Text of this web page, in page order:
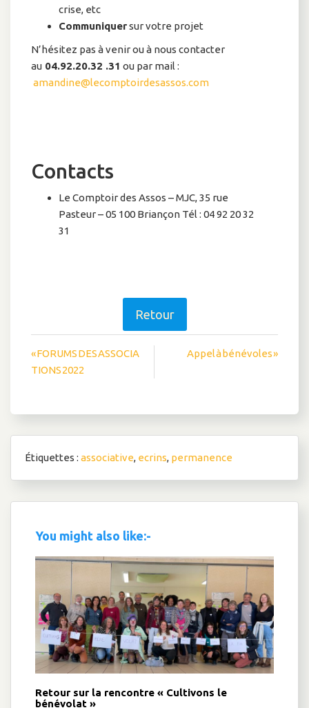
crise, etc
Communiquersur votre projet
N’hésitez pas à venir ou à nous contacter
au 04.92.20.32 .31 ou par mail :
amandine@lecomptoirdesassos.com
Contacts
Le Comptoir des Assos – MJC, 35 rue
Pasteur – 05 100 Briançon Tél : 04 92 20 32
31
Retour
Navigation
de
« FORUMS DES ASSOCIA
TIONS 2022
Appel à bénévoles »
Étiquettes : associative, ecrins, permanence
You might also like:-
Retour sur la rencontre « Cultivons le
bénévolat »